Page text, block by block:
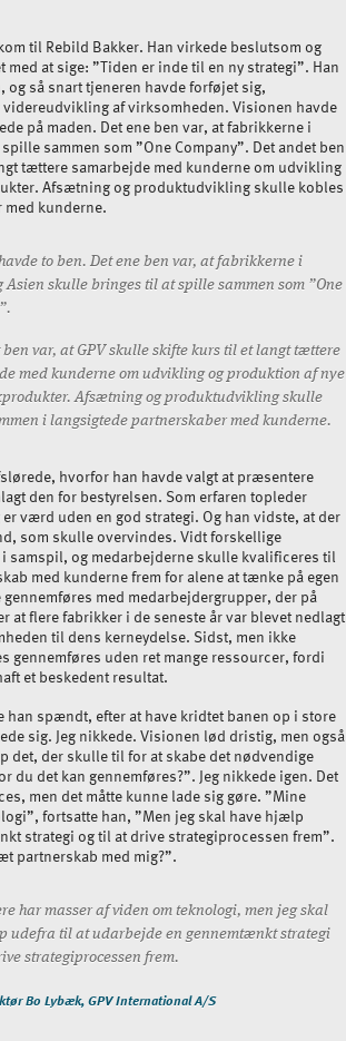
til Rebild Bakker. Han virkede beslutsom og
at sige: ”Tiden er inde til en ny strategi”. Han
så snart tjeneren havde forføjet sig,
af virksomheden. Visionen havde
på maden. Det ene ben var, at fabrikkerne i
sammen som ”One Company”. Det andet ben
tættere samarbejde med kunderne om udvikling
Afsætning og produktudvikling skulle kobles
kunderne.
to ben. Det ene ben var, at fabrikkerne i
Asien skulle bringes til at spille sammen som ”One
ben var, at GPV skulle skifte kurs til et langt tættere
med kunderne om udvikling og produktion af nye
Afsætning og produktudvikling skulle
i langsigtede partnerskaber med kunderne.
hvorfor han havde valgt at præsentere
den for bestyrelsen. Som erfaren topleder
værd uden en god strategi. Og han vidste, at der
som skulle overvindes. Vidt forskellige
og medarbejderne skulle kvalificeres til
med kunderne frem for alene at tænke på egen
med medarbejdergrupper, der på
flere fabrikker i de seneste år var blevet nedlagt
til dens kerneydelse. Sidst, men ikke
gennemføres uden ret mange ressourcer, fordi
et beskedent resultat.
spændt, efter at have kridtet banen op i store
sig. Jeg nikkede. Visionen lød dristig, men også
det, der skulle til for at skabe det nødvendige
det kan gennemføres?”. Jeg nikkede igen. Det
men det måtte kunne lade sig gøre. ”Mine
fortsatte han, ”Men jeg skal have hjælp
strategi og til at drive strategiprocessen frem”.
partnerskab med mig?”.
har masser af viden om teknologi, men jeg skal
udefra til at udarbejde en gennemtænkt strategi
strategiprocessen frem.
Bo Lybæk, GPV International A/S